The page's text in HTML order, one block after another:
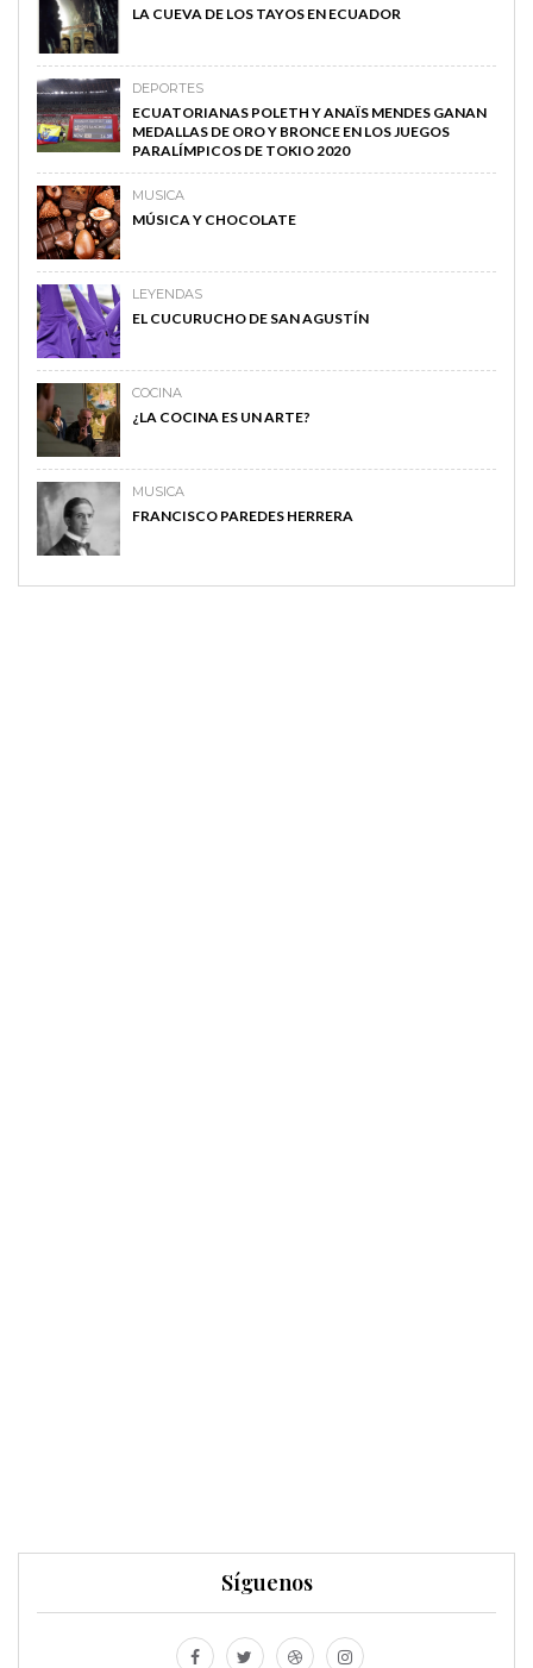
LA CUEVA DE LOS TAYOS EN ECUADOR
DEPORTES
ECUATORIANAS POLETH Y ANAÏS MENDES GANAN
MEDALLAS DE ORO Y BRONCE EN LOS JUEGOS
PARALÍMPICOS DE TOKIO 2020
MUSICA
MÚSICA Y CHOCOLATE
LEYENDAS
EL CUCURUCHO DE SAN AGUSTÍN
COCINA
¿LA COCINA ES UN ARTE?
MUSICA
FRANCISCO PAREDES HERRERA
Síguenos